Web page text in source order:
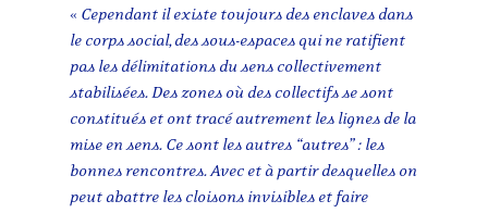
« Cependant il existe toujours des enclaves dans
le corps social, des sous-espaces qui ne ratifient
pas les délimitations du sens collectivement
stabilisées. Des zones où des collectifs se sont
constitués et ont tracé autrement les lignes de la
mise en sens. Ce sont les autres “autres” : les
bonnes rencontres. Avec et à partir desquelles on
peut abattre les cloisons invisibles et faire